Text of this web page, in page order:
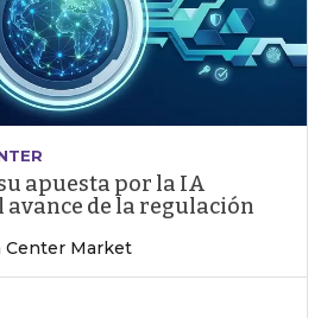
apuesta por la IA
avance de la regulación
Center Market